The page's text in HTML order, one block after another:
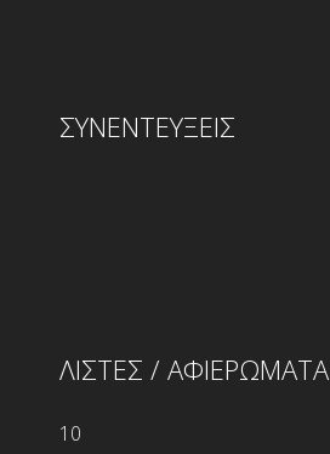
ΣΥΝΕΝΤΕΥΞΕΙΣ
ΛΙΣΤΕΣ / ΑΦΙΕΡΩΜΑΤΑ
10